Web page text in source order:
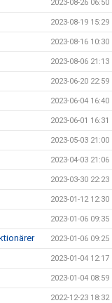
2023-08-26 06:50
2023-08-19 15:29
2023-08-16 10:30
2023-08-06 21:13
2023-06-20 22:59
2023-06-04 16:40
2023-06-01 16:31
2023-05-03 21:00
2023-04-03 21:06
2023-03-30 22:23
2023-01-12 12:30
2023-01-06 09:35
2023-01-06 09:25
2023-01-04 12:17
2023-01-04 08:59
2022-12-23 18:32